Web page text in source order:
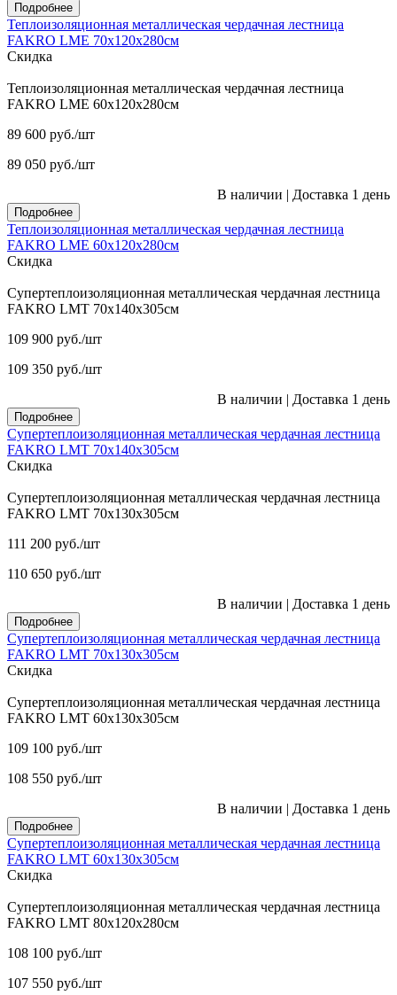
Подробнее
Теплоизоляционная металлическая чердачная лестница
FAKRO LME 70х120х280см
Скидка
Теплоизоляционная металлическая чердачная лестница
FAKRO LME 60х120х280см
89 600 руб./шт
89 050 руб./шт
В наличии
Доставка 1 день
Подробнее
Теплоизоляционная металлическая чердачная лестница
FAKRO LME 60х120х280см
Скидка
Супертеплоизоляционная металлическая чердачная лестница
FAKRO LMT 70х140х305см
109 900 руб./шт
109 350 руб./шт
В наличии
Доставка 1 день
Подробнее
Супертеплоизоляционная металлическая чердачная лестница
FAKRO LMT 70х140х305см
Скидка
Супертеплоизоляционная металлическая чердачная лестница
FAKRO LMT 70х130х305см
111 200 руб./шт
110 650 руб./шт
В наличии
Доставка 1 день
Подробнее
Супертеплоизоляционная металлическая чердачная лестница
FAKRO LMT 70х130х305см
Скидка
Супертеплоизоляционная металлическая чердачная лестница
FAKRO LMT 60х130х305см
109 100 руб./шт
108 550 руб./шт
В наличии
Доставка 1 день
Подробнее
Супертеплоизоляционная металлическая чердачная лестница
FAKRO LMT 60х130х305см
Скидка
Супертеплоизоляционная металлическая чердачная лестница
FAKRO LMT 80х120х280см
108 100 руб./шт
107 550 руб./шт